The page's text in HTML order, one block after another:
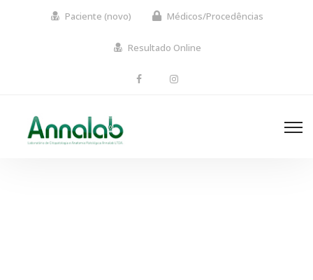
Paciente (novo) Médicos/Procedências
Resultado Online